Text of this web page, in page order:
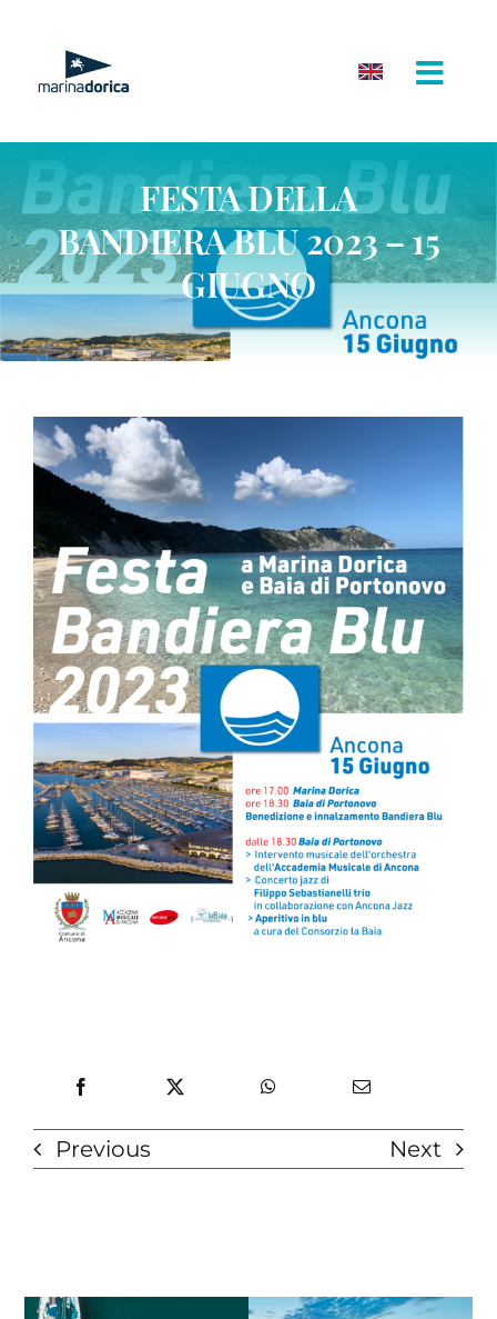
contenuto
FESTA DELLA
BANDIERA BLU 2023 – 15
GIUGNO
Previous Next